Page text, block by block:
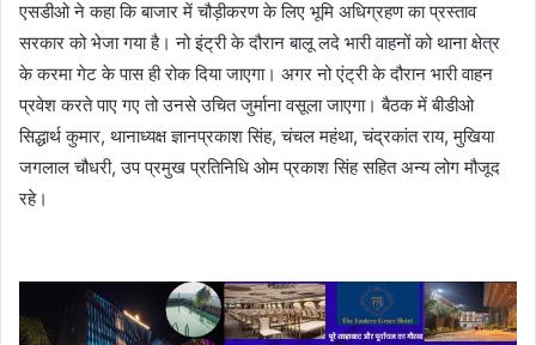
एसडीओ ने कहा कि बाजार में चौड़ीकरण के लिए भूमि अधिग्रहण का प्रस्ताव
सरकार को भेजा गया है। नो इंट्री के दौरान बालू लदे भारी वाहनों को थाना क्षेत्र
के करमा गेट के पास ही रोक दिया जाएगा। अगर नो एंट्री के दौरान भारी वाहन
प्रवेश करते पाए गए तो उनसे उचित जुर्माना वसूला जाएगा। बैठक में बीडीओ
सिद्धार्थ कुमार, थानाध्यक्ष ज्ञानप्रकाश सिंह, चंचल महंथा, चंद्रकांत राय, मुखिया
जगलाल चौधरी, उप प्रमुख प्रतिनिधि ओम प्रकाश सिंह सहित अन्य लोग मौजूद
रहे।